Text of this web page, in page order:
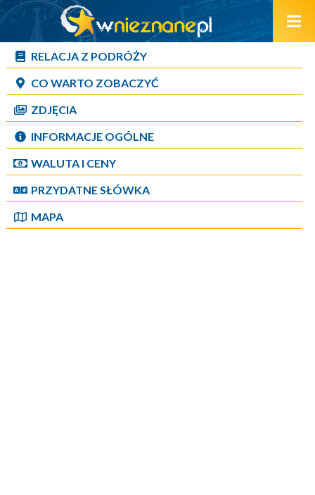
RELACJA Z PODRÓŻY
CO WARTO ZOBACZYĆ
ZDJĘCIA
INFORMACJE OGÓLNE
WALUTA I CENY
PRZYDATNE SŁÓWKA
MAPA